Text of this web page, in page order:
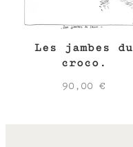
Les jambes du
croco.
90,00€